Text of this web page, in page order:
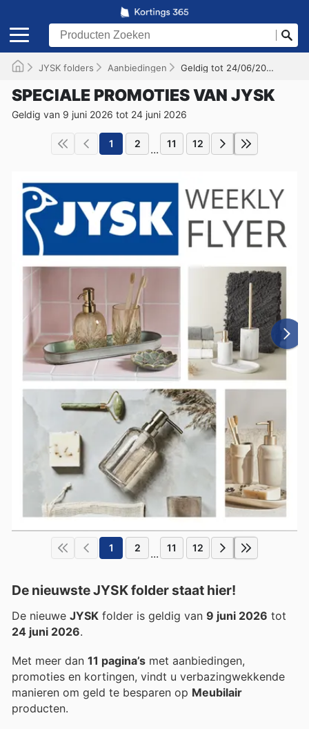
JYSK folders Aanbiedingen Geldig tot 24/06/2026
SPECIALE PROMOTIES VAN JYSK
Geldig van 9 juni 2026 tot 24 juni 2026
1 2 ... 11 12
1 2 ... 11 12
De nieuwste JYSK folder staat hier!
De nieuwe JYSK folder is geldig van 9 juni 2026 tot
24 juni 2026.
Met meer dan 11 pagina’s met aanbiedingen,
promoties en kortingen, vindt u verbazingwekkende
manieren om geld te besparen op Meubilair
producten.